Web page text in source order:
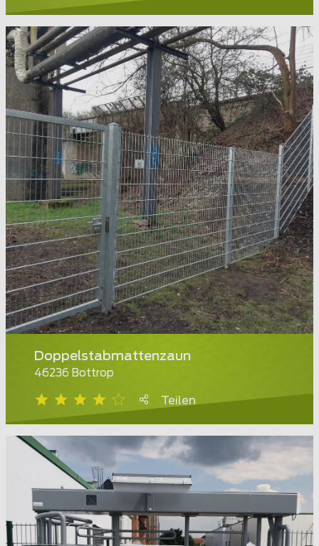
Doppelstabmattenzaun
46236 Bottrop
Teilen